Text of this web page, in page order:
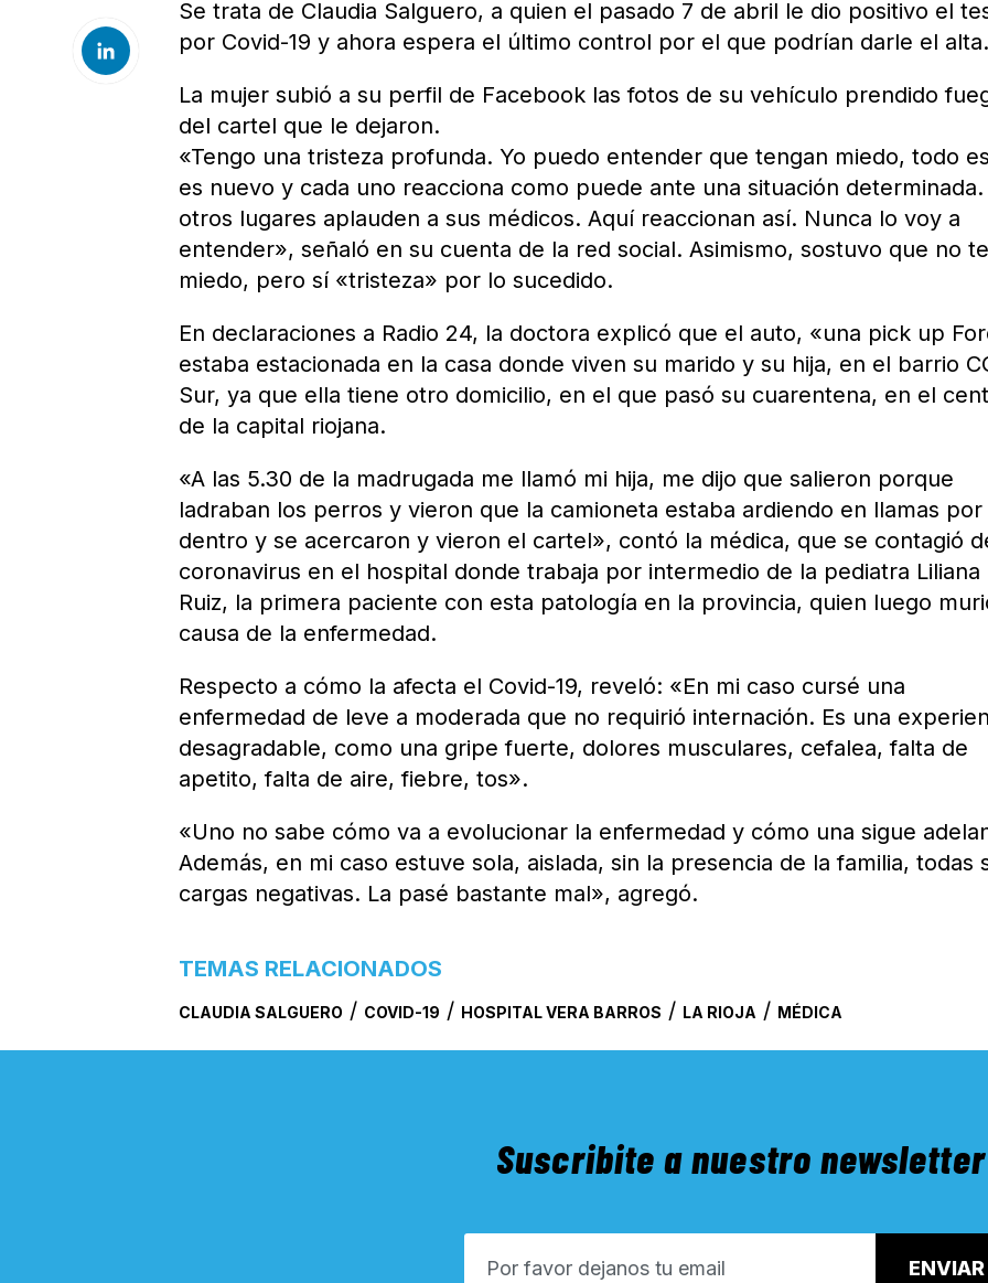
Se trata de Claudia Salguero, a quien el pasado 7 de abril le dio positivo el
por Covid-19 y ahora espera el último control por el que podrían darle el
La mujer subió a su perfil de Facebook las fotos de su vehículo prendido
del cartel que le dejaron.
«Tengo una tristeza profunda. Yo puedo entender que tengan miedo, todo
es nuevo y cada uno reacciona como puede ante una situación determinada.
otros lugares aplauden a sus médicos. Aquí reaccionan así. Nunca lo voy a
entender», señaló en su cuenta de la red social. Asimismo, sostuvo que no
miedo, pero sí «tristeza» por lo sucedido.
En declaraciones a Radio 24, la doctora explicó que el auto, «una pick up
estaba estacionada en la casa donde viven su marido y su hija, en el barrio
Sur, ya que ella tiene otro domicilio, en el que pasó su cuarentena, en el
de la capital riojana.
«A las 5.30 de la madrugada me llamó mi hija, me dijo que salieron porque
ladraban los perros y vieron que la camioneta estaba ardiendo en llamas por
dentro y se acercaron y vieron el cartel», contó la médica, que se contagió
coronavirus en el hospital donde trabaja por intermedio de la pediatra Liliana
Ruiz, la primera paciente con esta patología en la provincia, quien luego
causa de la enfermedad.
Respecto a cómo la afecta el Covid-19, reveló: «En mi caso cursé una
enfermedad de leve a moderada que no requirió internación. Es una
desagradable, como una gripe fuerte, dolores musculares, cefalea, falta de
apetito, falta de aire, fiebre, tos».
«Uno no sabe cómo va a evolucionar la enfermedad y cómo una sigue
Además, en mi caso estuve sola, aislada, sin la presencia de la familia, todas
cargas negativas. La pasé bastante mal», agregó.
TEMAS RELACIONADOS
CLAUDIA SALGUERO / COVID-19 / HOSPITAL VERA BARROS / LA RIOJA / MÉDICA
Suscribite a nuestro newsletter